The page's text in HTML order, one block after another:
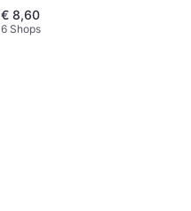
€ 8,60
6 Shops